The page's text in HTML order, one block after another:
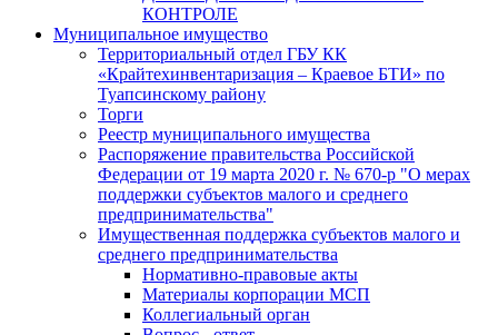
КОНТРОЛЕ
Муниципальное имущество
Территориальный отдел ГБУ КК
«Крайтехинвентаризация – Краевое БТИ» по
Туапсинскому району
Торги
Реестр муниципального имущества
Распоряжение правительства Российской
Федерации от 19 марта 2020 г. № 670-р "О мерах
поддержки субъектов малого и среднего
предпринимательства"
Имущественная поддержка субъектов малого и
среднего предпринимательства
Нормативно-правовые акты
Материалы корпорации МСП
Коллегиальный орган